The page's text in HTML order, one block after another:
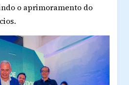
o aprimoramento do